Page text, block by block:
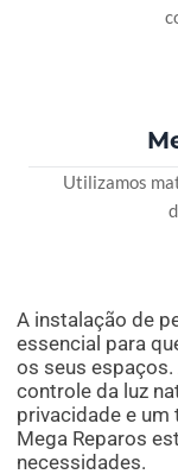
Utilizamos
A instalação de
essencial para
os seus
controle da luz
privacidade e
Mega Reparos
necessidades.